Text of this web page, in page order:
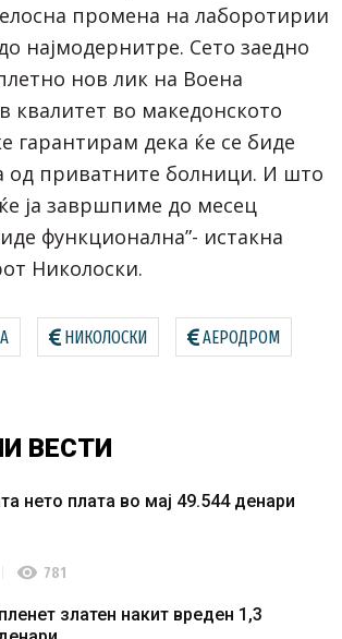
промена на лаборотирии
најмодернитре. Сето заедно
нов лик на Воена
квалитет во македонското
гарантирам дека ќе се биде
од приватните болници. И што
ја завршпиме до месец
функционална”- истакна
Николоски.
НИКОЛОСКИ АЕРОДРОМ
ВЕСТИ
нето плата во мај 49.544 денари
visibility 781
златен накит вреден 1,3